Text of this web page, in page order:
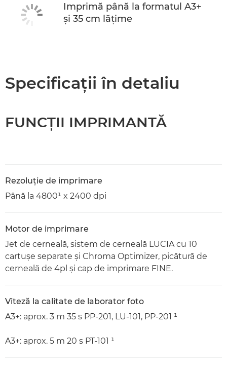
Imprimă până la formatul A3+
şi 35 cm lăţime
Specificaţii în detaliu
FUNCŢII IMPRIMANTĂ
Rezoluţie de imprimare
Până la 4800¹ x 2400 dpi
Motor de imprimare
Jet de cerneală, sistem de cerneală LUCIA cu 10
cartuşe separate şi Chroma Optimizer, picătură de
cerneală de 4pl şi cap de imprimare FINE.
Viteză la calitate de laborator foto
A3+: aprox. 3 m 35 s PP-201, LU-101, PP-201 ¹
A3+: aprox. 5 m 20 s PT-101 ¹